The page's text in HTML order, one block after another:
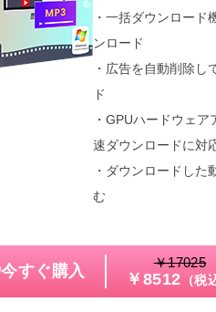
・一括ダウンロード
ンロード
・広告を自動削除し
ド
・GPUハードウェ
速ダウンロードに対
・ダウンロードした
む
今すぐ購入 ￥17025
￥8512 （税